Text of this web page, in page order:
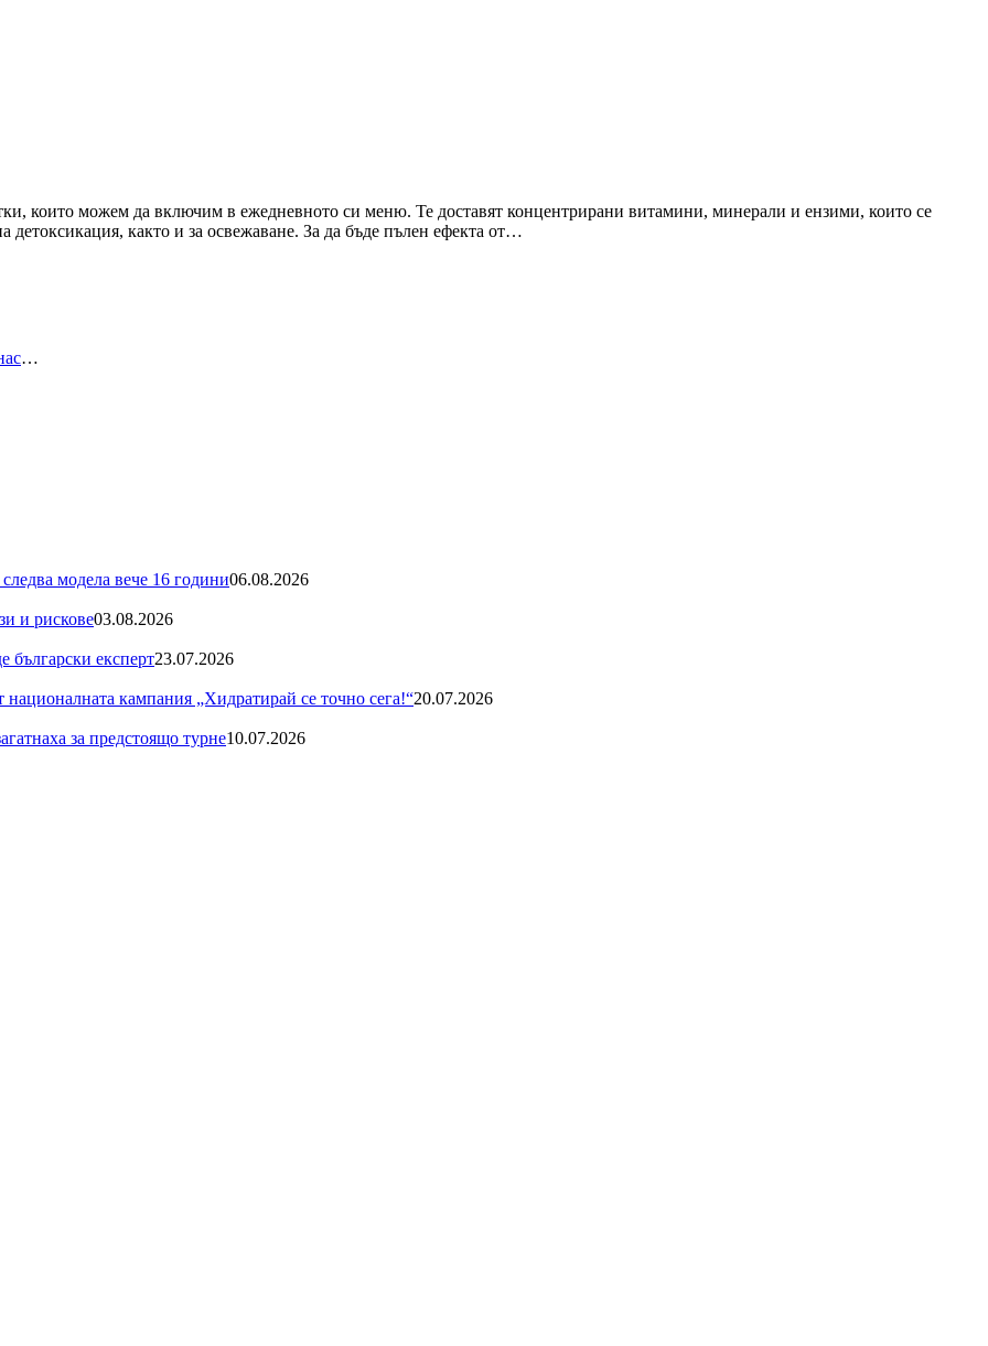
които можем да включим в ежедневното си меню. Те доставят концентрирани витамини, минерали и ензими, които се
детоксикация, както и за освежаване. За да бъде пълен ефекта от…
…
модела вече 16 години06.08.2026
и рискове03.08.2026
български експерт23.07.2026
кампания „Хидратирай се точно сега!“20.07.2026
за предстоящо турне10.07.2026